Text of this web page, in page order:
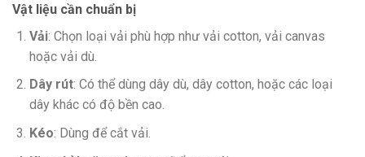
Vật liệu cần chuẩn bị
Vải: Chọn loại vải phù hợp như vải cotton, vải canvas
hoặc vải dù.
Dây rút: Có thể dùng dây dù, dây cotton, hoặc các loại
dây khác có độ bền cao.
Kéo: Dùng để cắt vải.